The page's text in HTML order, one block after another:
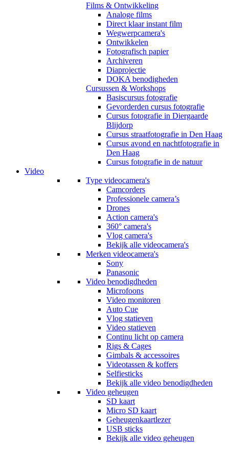
Films & Ontwikkeling
Analoge films
Direct klaar instant film
Wegwerpcamera's
Ontwikkelen
Fotografisch papier
Archiveren
Diaprojectie
DOKA benodigheden
Cursussen & Workshops
Basiscursus fotografie
Gevorderden cursus fotografie
Cursus fotografie in Diergaarde
Blijdorp
Cursus straatfotografie in Den Haag
Cursus avond en nachtfotografie in
Den Haag
Cursus fotografie in de natuur
Video
Type videocamera's
Camcorders
Professionele camera’s
Drones
Action camera's
360° camera's
Vlog camera's
Bekijk alle videocamera's
Merken videocamera's
Sony
Panasonic
Video benodigdheden
Microfoons
Video monitoren
Auto Cue
Vlog statieven
Video statieven
Continu licht op camera
Rigs & Cages
Gimbals & accessoires
Videotassen & koffers
Selfiesticks
Bekijk alle video benodigdheden
Video geheugen
SD kaart
Micro SD kaart
Geheugenkaartlezer
USB sticks
Bekijk alle video geheugen